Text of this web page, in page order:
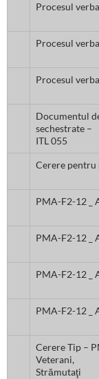
Procesul
Procesul
Procesul
Documentul
sechestrate –
ITL 055
Cerere
PMA-F2-12 _
PMA-F2-12 _
PMA-F2-12 _
PMA-F2-12 _
Cerere Tip –
Veterani,
Strămutaţi